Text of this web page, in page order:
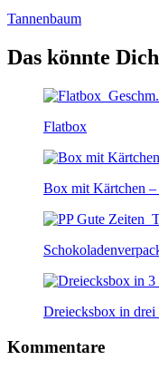
Tannenbaum
Das könnte
Flatbox
Box mit Kärtchen
Dreiecksbox in drei
Kommentare